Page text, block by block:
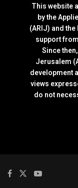
This website
by the
(ARIJ) and
support
Since
Jerusalem
development
views
do not